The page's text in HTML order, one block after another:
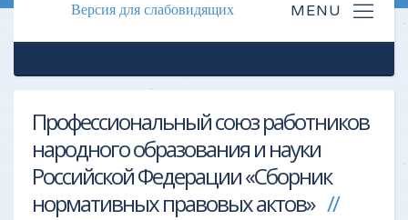
Версия для слабовидящих
Профессиональный союз работников
народного образования и науки
Российской Федерации «Сборник
нормативных правовых актов»